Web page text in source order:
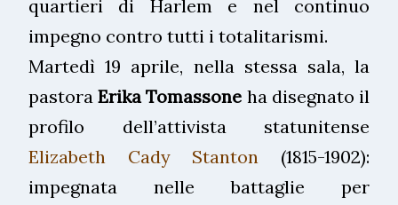
quartieri di Harlem e nel continuo
impegno contro tutti i totalitarismi.
Martedì 19 aprile, nella stessa sala, la
pastoraErika Tomassone ha disegnato il
profilo dell’attivista statunitense
Elizabeth Cady Stanton (1815-1902):
impegnata nelle battaglie per